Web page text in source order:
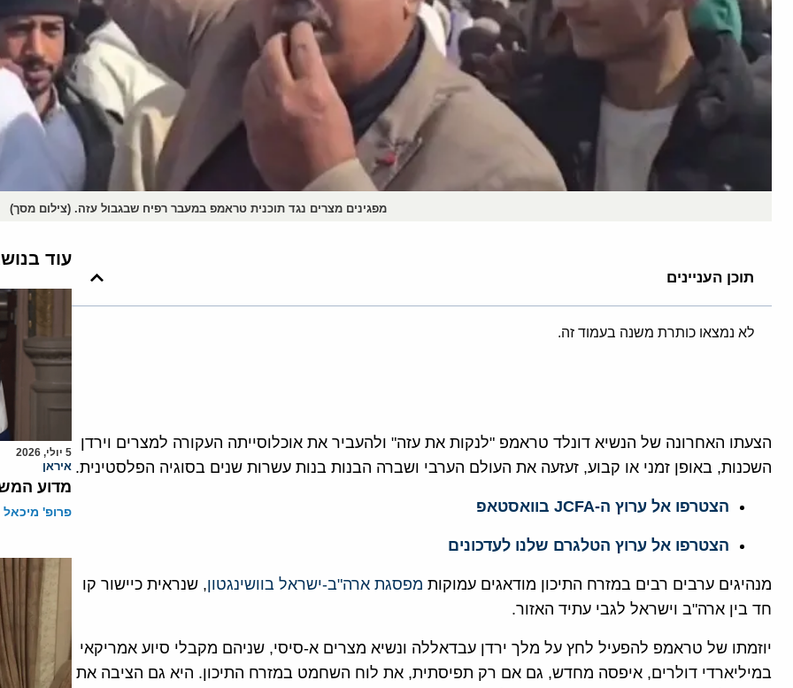
מפגינים מצרים נגד תוכנית טראמפ במעבר רפיח שבגבול עזה. (צילום מסך)
תוכן העניינים
לא נמצאו כותרת משנה בעמוד זה.
הצעתו האחרונה של הנשיא דונלד טראמפ "לנקות את עזה" ולהעביר את אוכלוסייתה העקורה למצרים וירדן
השכנות, באופן זמני או קבוע, זעזעה את העולם הערבי ושברה הבנות בנות עשרות שנים בסוגיה הפלסטינית.
הצטרפו אל ערוץ ה-JCFA בוואסטאפ
הצטרפו אל ערוץ הטלגרם שלנו לעדכונים
מנהיגים ערבים רבים במזרח התיכון מודאגים עמוקות מפסגת ארה"ב-ישראל בוושינגטון, שנראית כיישור קו
חד בין ארה"ב וישראל לגבי עתיד האזור.
יוזמתו של טראמפ להפעיל לחץ על מלך ירדן עבדאללה ונשיא מצרים א-סיסי, שניהם מקבלי סיוע אמריקאי
במיליארדי דולרים, איפסה מחדש, גם אם רק תפיסתית, את לוח השחמט במזרח התיכון. היא גם הציבה את
עוד
5 יולי, 2026
איראן
מדוע
פרופ' מיכאל